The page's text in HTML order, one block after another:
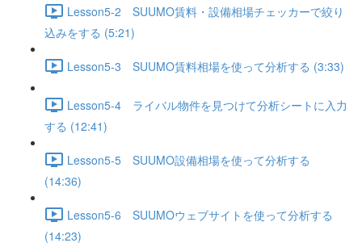
Lesson5-2 SUUMO賃料・設備相場チェッカーで絞り
込みをする (5:21)
Lesson5-3 SUUMO賃料相場を使って分析する (3:33)
Lesson5-4 ライバル物件を見つけて分析シートに入力
する (12:41)
Lesson5-5 SUUMO設備相場を使って分析する
(14:36)
Lesson5-6 SUUMOウェブサイトを使って分析する
(14:23)